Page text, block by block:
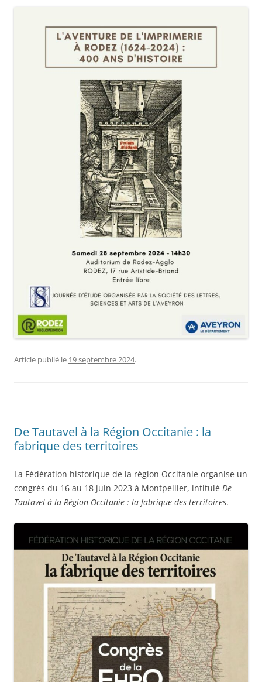
Article publié le 19 septembre 2024.
De Tautavel à la Région Occitanie : la
fabrique des territoires
La Fédération historique de la région Occitanie organise un
congrès du 16 au 18 juin 2023 à Montpellier, intitulé De
Tautavel à la Région Occitanie : la fabrique des territoires.